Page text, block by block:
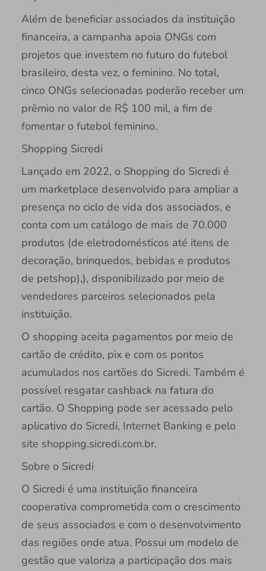
Além de beneficiar associados da instituição
financeira, a campanha apoia ONGs com
projetos que investem no futuro do futebol
brasileiro, desta vez, o feminino. No total,
cinco ONGs selecionadas poderão receber um
prêmio no valor de R$ 100 mil, a fim de
fomentar o futebol feminino.
Shopping Sicredi
Lançado em 2022, o Shopping do Sicredi é
um marketplace desenvolvido para ampliar a
presença no ciclo de vida dos associados, e
conta com um catálogo de mais de 70.000
produtos (de eletrodomésticos até itens de
decoração, brinquedos, bebidas e produtos
de petshop),), disponibilizado por meio de
vendedores parceiros selecionados pela
instituição.
O shopping aceita pagamentos por meio de
cartão de crédito, pix e com os pontos
acumulados nos cartões do Sicredi. Também é
possível resgatar cashback na fatura do
cartão. O Shopping pode ser acessado pelo
aplicativo do Sicredi, Internet Banking e pelo
site shopping.sicredi.com.br.
Sobre o Sicredi
O Sicredi é uma instituição financeira
cooperativa comprometida com o crescimento
de seus associados e com o desenvolvimento
das regiões onde atua. Possui um modelo de
gestão que valoriza a participação dos mais